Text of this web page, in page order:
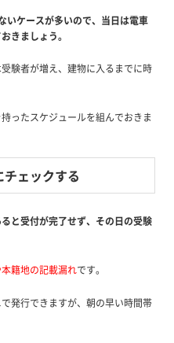
いケースが多いので、当日は電車
きましょう。
験者が増え、建物に入るまでに時
ったスケジュールを組んでおきま
ェックする
と受付が完了せず、その日の受験
籍地の記載漏れです。
発行できますが、朝の早い時間帯